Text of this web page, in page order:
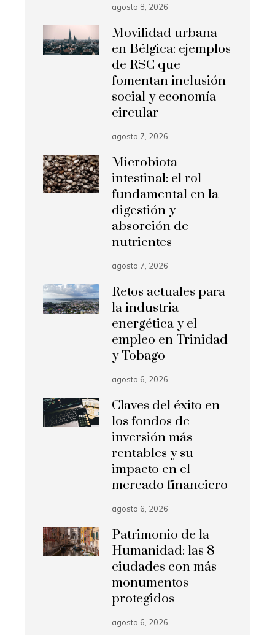
agosto 8, 2026
Movilidad urbana
en Bélgica: ejemplos
de RSC que
fomentan inclusión
social y economía
circular
agosto 7, 2026
Microbiota
intestinal: el rol
fundamental en la
digestión y
absorción de
nutrientes
agosto 7, 2026
Retos actuales para
la industria
energética y el
empleo en Trinidad
y Tobago
agosto 6, 2026
Claves del éxito en
los fondos de
inversión más
rentables y su
impacto en el
mercado financiero
agosto 6, 2026
Patrimonio de la
Humanidad: las 8
ciudades con más
monumentos
protegidos
agosto 6, 2026